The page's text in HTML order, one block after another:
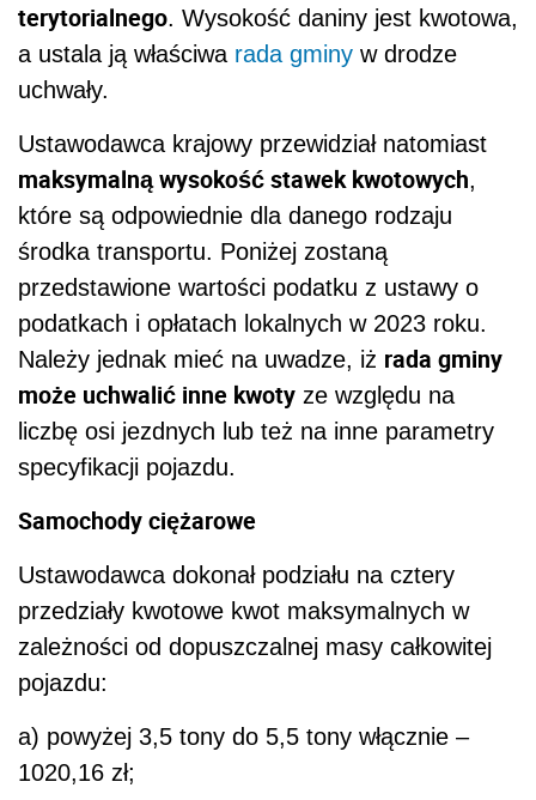
terytorialnego. Wysokość daniny jest kwotowa,
a ustala ją właściwa rada gminy w drodze
uchwały.
Ustawodawca krajowy przewidział natomiast
maksymalną wysokość stawek kwotowych,
które są odpowiednie dla danego rodzaju
środka transportu. Poniżej zostaną
przedstawione wartości podatku z ustawy o
podatkach i opłatach lokalnych w 2023 roku.
Należy jednak mieć na uwadze, iż rada gminy
może uchwalić inne kwoty ze względu na
liczbę osi jezdnych lub też na inne parametry
specyfikacji pojazdu.
Samochody ciężarowe
Ustawodawca dokonał podziału na cztery
przedziały kwotowe kwot maksymalnych w
zależności od dopuszczalnej masy całkowitej
pojazdu:
a) powyżej 3,5 tony do 5,5 tony włącznie –
1020,16 zł;